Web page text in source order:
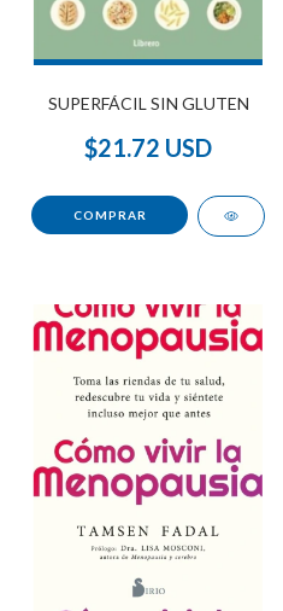
SUPERFÁCIL SIN GLUTEN
$21.72 USD